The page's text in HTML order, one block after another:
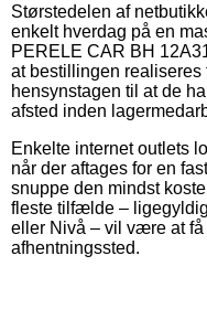
Størstedelen af
enkelt hverdag på en
PERELE CAR BH
at bestillingen
hensynstagen til at de
afsted inden
Enkelte internet outlets
når der aftages for en
snuppe den mindst
fleste tilfælde –
eller Nivå – vil være at få
afhentningssted.